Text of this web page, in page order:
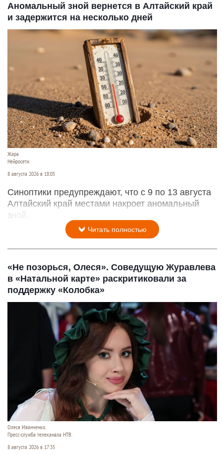
Аномальный зной вернется в Алтайский край
и задержится на несколько дней
Жара
Нейросети
8 августа 2026 в 18:05
Синоптики предупреждают, что с 9 по 13 августа
Алтайский край местами накроет аномальный
зной.
Читать полностью
«Не позорься, Олеся». Соведущую Журавлева
в «Натальной карте» раскритиковали за
поддержку «Колобка»
Олеся Иванченко.
Пресс-служба телеканала НТВ.
8 августа 2026 в 17:35